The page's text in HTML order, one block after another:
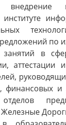
по
занятий в
аттестации
финансовых и
Железные